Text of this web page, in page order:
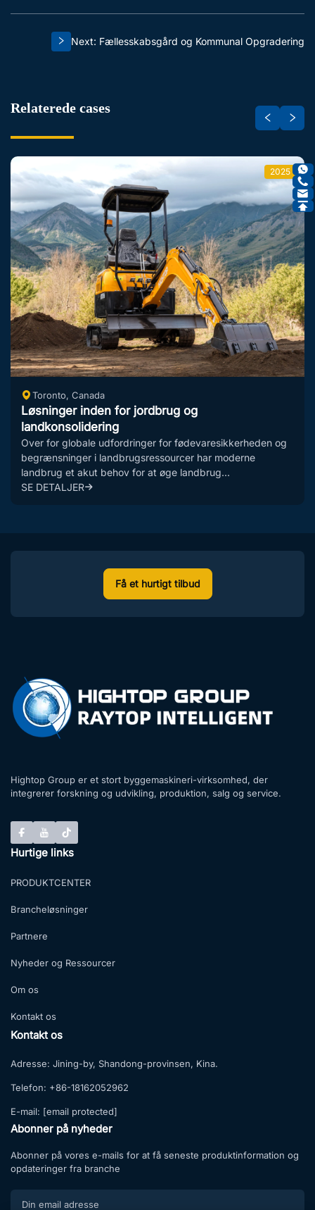
Next: Fællesskabsgård og Kommunal Opgradering
Relaterede cases
2025
Toronto, Canada
Løsninger inden for jordbrug og
landkonsolidering
Over for globale udfordringer for fødevaresikkerheden og
begrænsninger i landbrugsressourcer har moderne
landbrug et akut behov for at øge landbrug...
SE DETALJER
Få et hurtigt tilbud
Hightop Group er et stort byggemaskineri-virksomhed, der
integrerer forskning og udvikling, produktion, salg og service.
Hurtige links
PRODUKTCENTER
Brancheløsninger
Partnere
Nyheder og Ressourcer
Om os
Kontakt os
Kontakt os
Adresse: Jining-by, Shandong-provinsen, Kina.
Telefon: +86-18162052962
E-mail: [email protected]
Abonner på nyheder
Abonner på vores e-mails for at få seneste produktinformation og
opdateringer fra branche